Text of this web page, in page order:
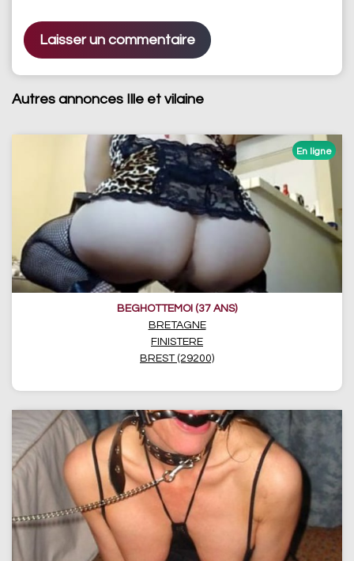
Autres annonces Ille et vilaine
BEGHOTTEMOI (37 ANS)
BRETAGNE
FINISTERE
BREST (29200)